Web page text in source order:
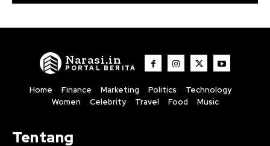
Narasi.in
PORTAL BERITA
Home Finance Marketing Politics
Technology
Women
Celebrity Travel Food Music
Tentang